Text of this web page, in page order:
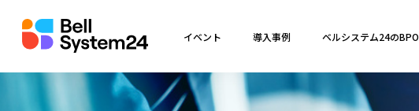
イベント 導入事例 ベルシステム24のBPO